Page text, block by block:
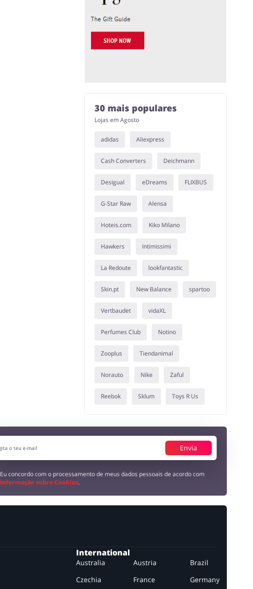
30 mais populares
Lojas em Agosto
adidas Aliexpress
Cash Converters Deichmann
Desigual eDreams FLIXBUS
G-Star Raw Alensa
Hoteis.com Kiko Milano
Hawkers Intimissimi
La Redoute lookfantastic
Skin.pt New Balance spartoo
Vertbaudet vidaXL
Perfumes Club Notino
Zooplus Tiendanimal
Norauto Nike Zaful
Reebok Sklum Toys R Us
Envia
Eu concordo com o processamento de meus dados pessoais de acordo com
Informação sobre Cookies.
International
Australia Austria
Brazil
Czechia
France Germany